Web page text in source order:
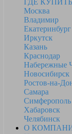
ГДЕ КУПИТЬ
Москва
Владимир
Екатеринбург
Иркутск
Казань
Краснодар
Набережные
Новосибирск
Ростов-на-
Самара
Симферополь
Хабаровск
Челябинск
О